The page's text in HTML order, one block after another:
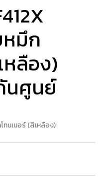
มึก
หลือง)
นศูนย์
ทนเนอร์ (สีเหลือง)